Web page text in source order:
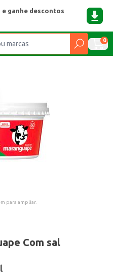
e ganhe descontos
0
para ampliar.
Com sal